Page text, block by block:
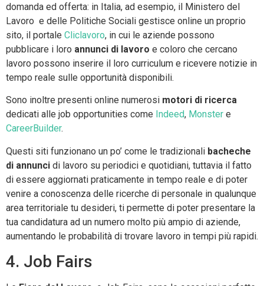
domanda ed offerta: in Italia, ad esempio, il Ministero del
Lavoro e delle Politiche Sociali gestisce online un proprio
sito, il portale Cliclavoro, in cui le aziende possono
pubblicare i loro annunci di lavoro e coloro che cercano
lavoro possono inserire il loro curriculum e ricevere notizie in
tempo reale sulle opportunità disponibili.
Sono inoltre presenti online numerosi motori di ricerca
dedicati alle job opportunities come Indeed, Monster e
CareerBuilder.
Questi siti funzionano un po’ come le tradizionali bacheche
di annunci di lavoro su periodici e quotidiani, tuttavia il fatto
di essere aggiornati praticamente in tempo reale e di poter
venire a conoscenza delle ricerche di personale in qualunque
area territoriale tu desideri, ti permette di poter presentare la
tua candidatura ad un numero molto più ampio di aziende,
aumentando le probabilità di trovare lavoro in tempi più rapidi.
4. Job Fairs